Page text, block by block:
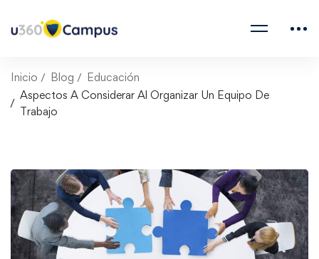
Inicio Blog
Educación
Aspectos A Considerar Al Organizar Un Equipo De
Trabajo